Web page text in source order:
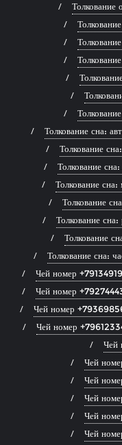
Толкование
Толкование сна:
Толкование
Толкование сна:
Толкование сна:
Толкование
Толкование сна:
Толкование
Толкование сна:
Чей номер
Чей номер
Чей номер
Чей номер
Чей
Чей
Чей
Чей
Чей
Чей